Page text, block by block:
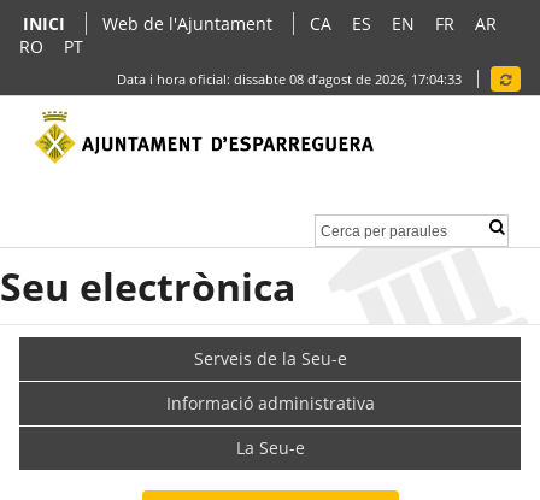
INICI Web de l'Ajuntament CA ES EN FR
AR
RO
PT
Data i hora oficial: dissabte 08 d’agost de 2026, 17:04:34
Seu electrònica
Serveis de la Seu-e
Informació administrativa
La Seu-e